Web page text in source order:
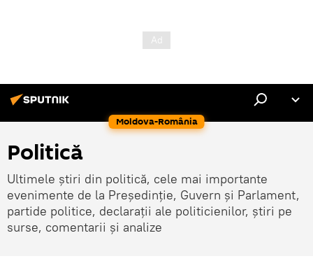
Moldova-România
Politică
Ultimele știri din politică, cele mai importante
evenimente de la Președinție, Guvern și Parlament,
partide politice, declarații ale politicienilor, știri pe
surse, comentarii și analize